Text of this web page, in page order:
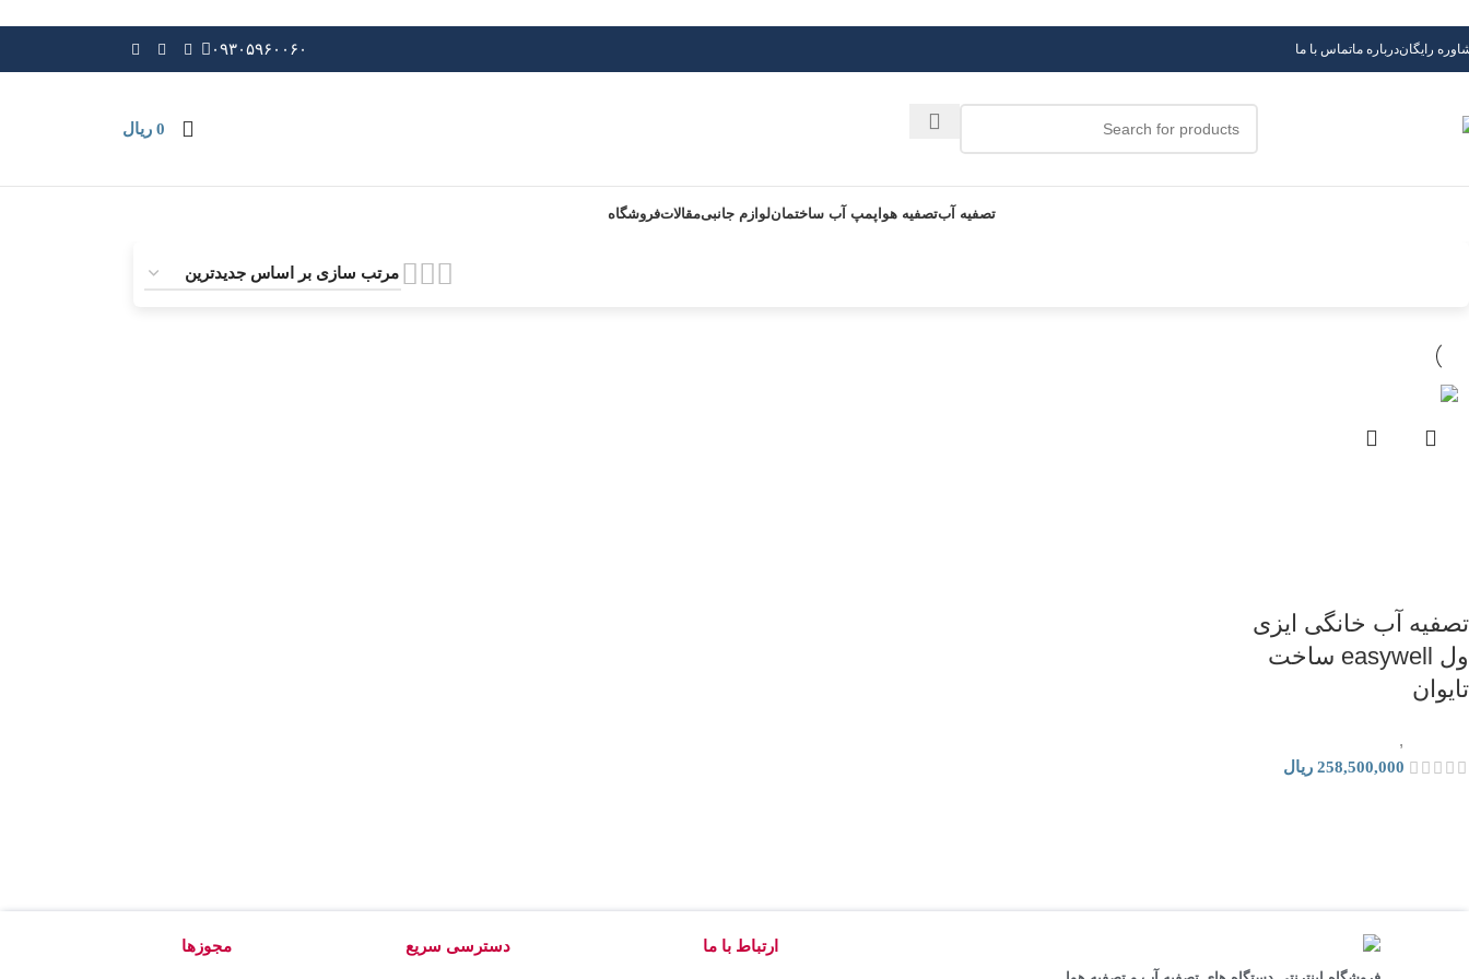
رایگاندرباره ماتماس با ما ۰۹۳۰۵۹۶۰۰۶۰
0 ریال
تصفیه آبتصفیه هوا پمپ آب ساختمانلوازم جانبیمقالاتفروشگاه
تصفیه آب خانگی ایزی
ول easywell ساخت
تایوان
,
258,500,000 ریال
ارتباط با ما دسترسی سریع مجوزها